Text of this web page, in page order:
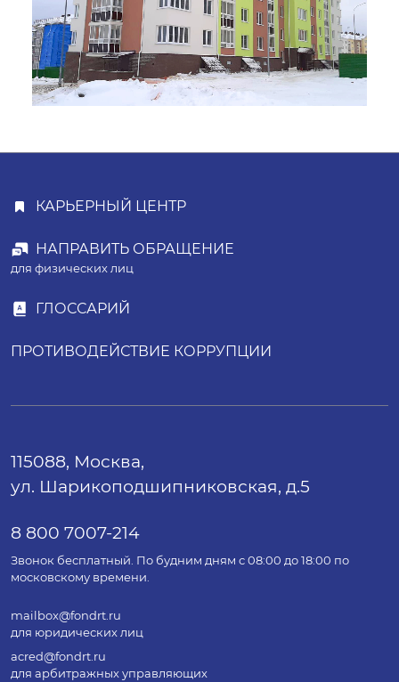
КАРЬЕРНЫЙ ЦЕНТР
НАПРАВИТЬ ОБРАЩЕНИЕ
для физических лиц
ГЛОССАРИЙ
ПРОТИВОДЕЙСТВИЕ КОРРУПЦИИ
115088, Москва,
ул. Шарикоподшипниковская, д.5
8 800 7007-214
Звонок бесплатный. По будним дням с 08:00 до 18:00 по
московскому времени.
mailbox@fondrt.ru
для юридических лиц
acred@fondrt.ru
для арбитражных управляющих